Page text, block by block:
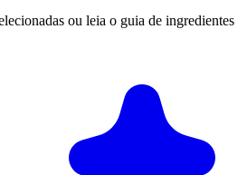
ou leia o guia de ingredientes